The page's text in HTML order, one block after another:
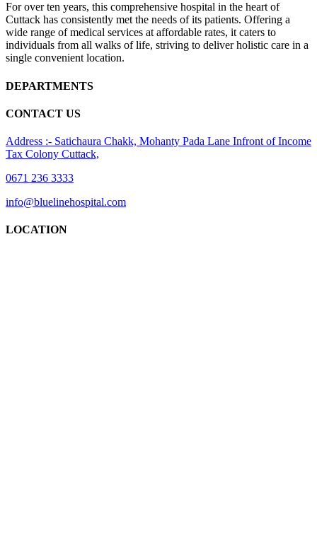
For over ten years, this comprehensive hospital in the heart of
Cuttack has consistently met the needs of its patients. Offering a
wide range of medical services at affordable rates, it caters to
individuals from all walks of life, striving to deliver holistic care in a
single convenient location.
DEPARTMENTS
CONTACT US
Address :- Satichaura Chakk, Mohanty Pada Lane Infront of Income
Tax Colony Cuttack,
0671 236 3333
info@bluelinehospital.com
LOCATION